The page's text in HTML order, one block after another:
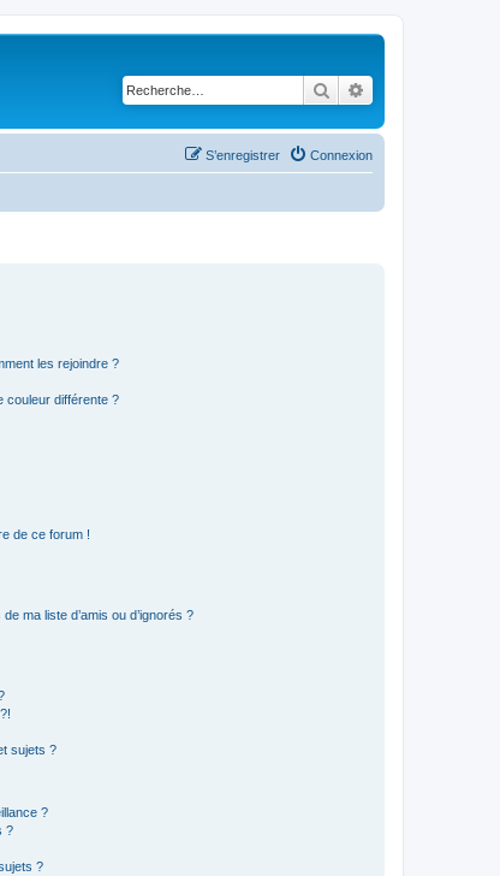
Rechercher
Connexion
S’enregistrer
les rejoindre ?
couleur différente ?
de ce forum !
ma liste d’amis ou d’ignorés ?
sujets ?
?
?
?